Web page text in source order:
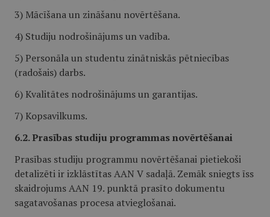
3) Mācīšana un zināšanu novērtēšana.
4) Studiju nodrošinājums un vadība.
5) Personāla un studentu zinātniskās pētniecības
(radošais) darbs.
6) Kvalitātes nodrošinājums un garantijas.
7) Kopsavilkums.
6.2. Prasības studiju programmas novērtēšanai
Prasības studiju programmu novērtēšanai pietiekoši
detalizēti ir izklāstītas AAN V sadaļā. Zemāk sniegts īss
skaidrojums AAN 19. punktā prasīto dokumentu
sagatavošanas procesa atvieglošanai.